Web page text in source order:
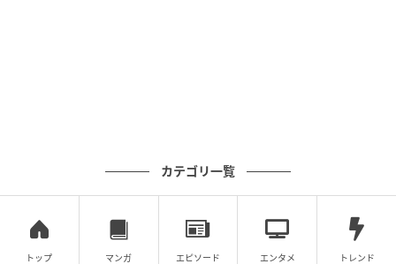
カテゴリ一覧
トップ マンガ エピソード エンタメ トレンド